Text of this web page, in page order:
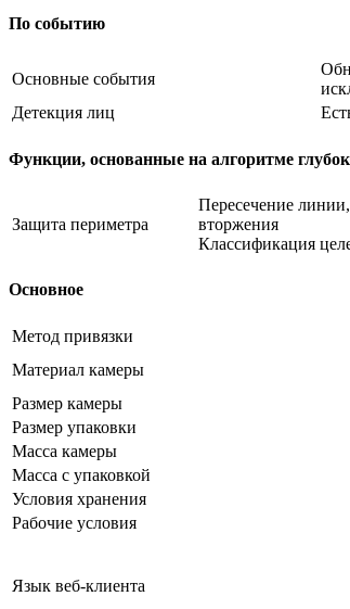
По событию
Основные события
Детекция лиц
Функции, основанные на алгоритме
Защита периметра
Пересечение
вторжения
Классификация
Основное
Метод привязки
Материал камеры
Размер камеры
Размер упаковки
Масса камеры
Масса с упаковкой
Условия хранения
Рабочие условия
Язык веб-клиента